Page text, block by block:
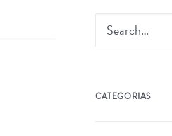
CATEGORIAS